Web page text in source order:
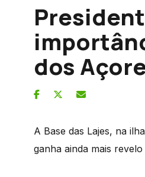
dos
A Base das Lajes, na
ganha ainda mais